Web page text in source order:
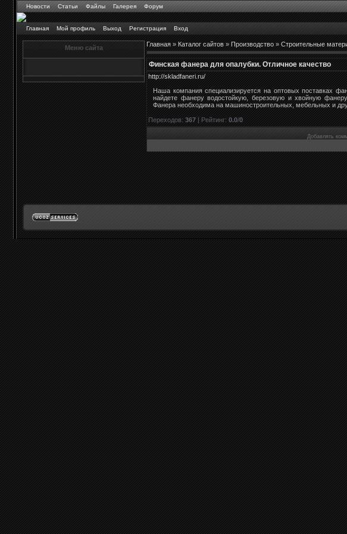
Новости Статьи Файлы Галерея Форум
Главная Мой профиль Выход Регистрация Вход
Меню сайта Главная»Каталог сайтов»Производство»Строительные
Финская фанера для опалубки. Отличное качество
http://skladfaneri.ru/
Наша компания специализируется на оптовых поставках
найдете фанеру водостойкую, березовую и хвойную
Фанера необходима на машиностроительных, мебельных и
Переходов:367|Рейтинг:0.0/0
Добавлять